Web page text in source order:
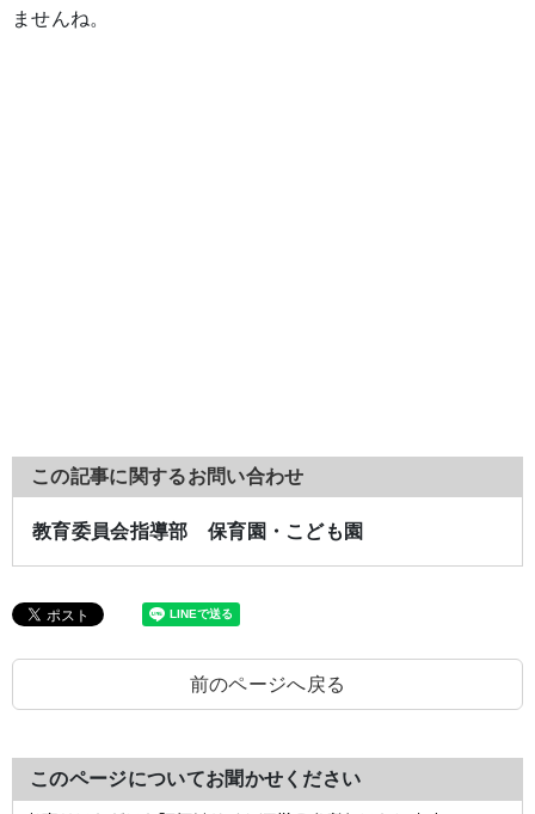
ませんね。
この記事に関するお問い合わせ
教育委員会指導部 保育園・こども園
前のページへ戻る
このページについてお聞かせください